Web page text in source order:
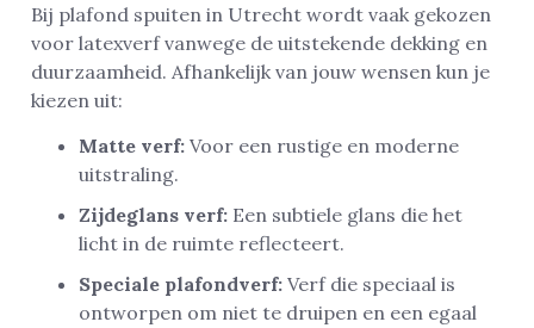
Bij plafond spuiten in Utrecht wordt vaak gekozen
voor latexverf vanwege de uitstekende dekking en
duurzaamheid. Afhankelijk van jouw wensen kun je
kiezen uit:
Matte verf: Voor een rustige en moderne
uitstraling.
Zijdeglans verf: Een subtiele glans die het
licht in de ruimte reflecteert.
Speciale plafondverf: Verf die speciaal is
ontworpen om niet te druipen en een egaal